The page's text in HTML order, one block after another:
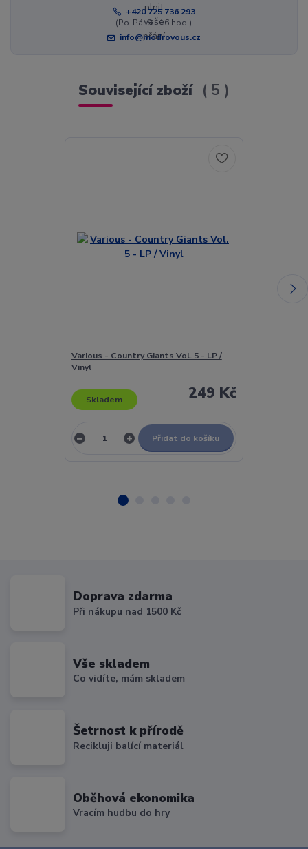
+420 725 736 293
(Po-Pá, 8 - 16 hod.)
info@modrovous.cz
Související zboží 5
Various - Country Giants Vol. 5 - LP /
Vinyl
249 Kč
Skladem
Přidat do košíku
Doprava zdarma
Při nákupu nad 1500 Kč
Vše skladem
Co vidíte, mám skladem
Šetrnost k přírodě
Recikluji balící materiál
Oběhová ekonomika
Vracím hudbu do hry